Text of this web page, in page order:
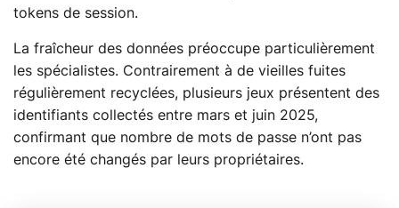
tokens de session.
La fraîcheur des données préoccupe particulièrement
les spécialistes. Contrairement à de vieilles fuites
régulièrement recyclées, plusieurs jeux présentent des
identifiants collectés entre mars et juin 2025,
confirmant que nombre de mots de passe n’ont pas
encore été changés par leurs propriétaires.